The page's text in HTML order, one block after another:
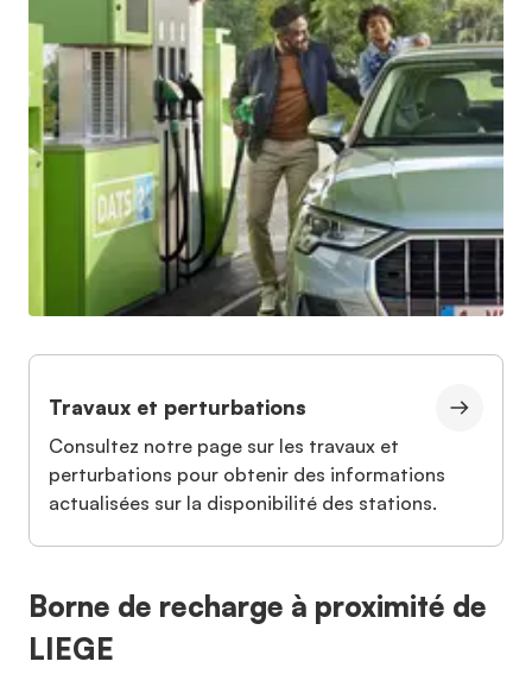
Travaux et perturbations
Consultez notre page sur les travaux et
perturbations pour obtenir des informations
actualisées sur la disponibilité des stations.
Borne de recharge à proximité de
LIEGE